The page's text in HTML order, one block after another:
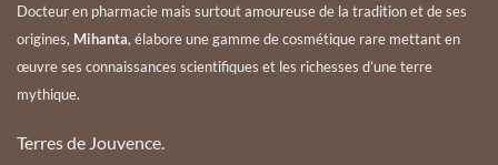
Docteur en pharmacie mais surtout amoureuse de la tradition et de ses
origines, Mihanta, élabore une gamme de cosmétique rare mettant en
œuvre ses connaissances scientifiques et les richesses d’une terre
mythique.
Terres de Jouvence.